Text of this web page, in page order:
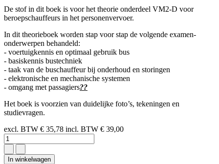
De stof in dit boek is voor het theorie onderdeel VM2-D voor
beroepschauffeurs in het personenvervoer.
In dit theorieboek worden stap voor stap de volgende examen-
onderwerpen behandeld:
- voertuigkennis en optimaal gebruik bus
- basiskennis bustechniek
- taak van de buschauffeur bij onderhoud en storingen
- elektronische en mechanische systemen
- omgang met passagiers??
Het boek is voorzien van duidelijke foto’s, tekeningen en
studievragen.
excl. BTW € 35,78 incl. BTW € 39,00
In winkelwagen